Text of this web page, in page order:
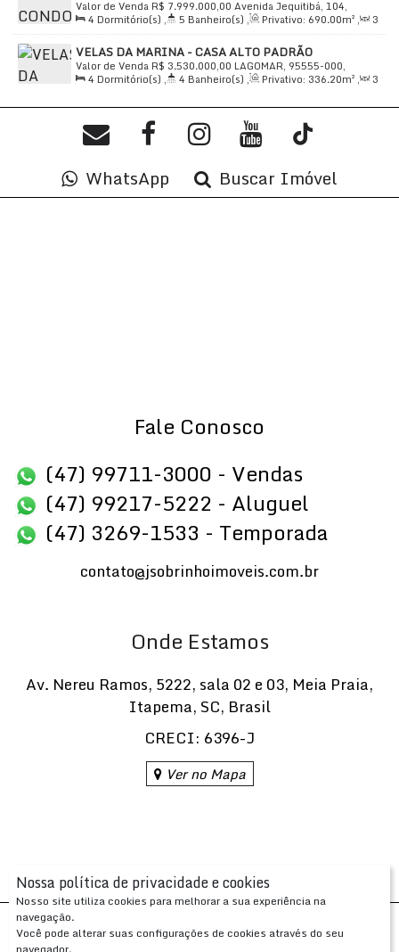
Nossa política de privacidade e cookies
Nosso site utiliza cookies para melhorar a sua experiência na
navegação.
Você pode alterar suas configurações de cookies através do seu
Não perca essa oportunidade! Agende uma visita e
venha conhecer o seu novo lar.
R$ 7.999.000,00
Valor de Venda
Avenida Jequitibá, 104,
06543-255, Tamboré, Santana de Parnaíba, São Paulo, Brasil
4 Dormitório(s) , 5 Banheiro(s) , Privativo: 690.00m² ,
3
Sala(s) , 4Suíte(s) , Total:690.00m² , 6Vaga(s) ,
Útil:
690.00m²
VELAS DA MARINA - CASA ALTO PADRÃO
R$ 3.530.000,00
Valor de Venda
LAGOMAR, 95555-000,
Centro, Capão da Canoa, Rio Grande do Sul, Brasil
4 Dormitório(s) , 4 Banheiro(s) , Privativo: 336.20m² ,
3
336.20m², Terreno:450.00m², Fundos:15.00m,
Frente:
15.00m Lado Direito:30.00 Lado Esquerdo:
WhatsApp Buscar Imóvel
Fale Conosco
(47) 99711-3000 - Vendas
(47) 99217-5222 - Aluguel
(47) 3269-1533 - Temporada
contato@jsobrinhoimoveis.com.br
Onde Estamos
Av. Nereu Ramos, 5222, sala 02 e 03, Meia Praia,
Itapema, SC, Brasil
CRECI: 6396-J
Ver no Mapa
Apresenta.me ~ Plataforma Imobiliária